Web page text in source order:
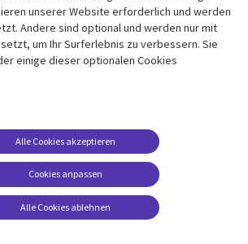
Rechtliches
Beschwerden/Hinweise
Compliance
Datenschutz
Impressum
unserer Website erforderlich und werden
Andere sind optional und werden nur mit
um Ihr Surferlebnis zu verbessern. Sie
einige dieser optionalen Cookies
Cookies anpassen
Alle Cookies akzeptieren
Alle Cookies ablehnen